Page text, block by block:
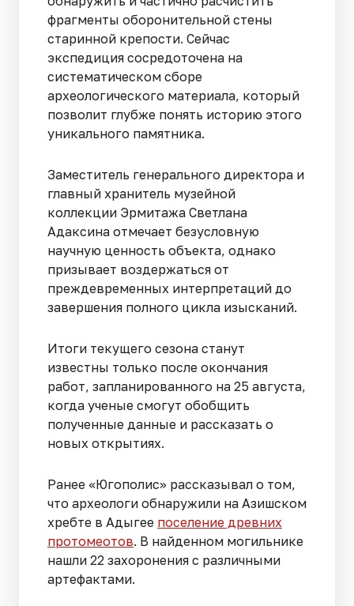
фрагменты оборонительной стены
старинной крепости. Сейчас
экспедиция сосредоточена на
систематическом сборе
археологического материала, который
позволит глубже понять историю этого
уникального памятника.
Заместитель генерального директора и
главный хранитель музейной
коллекции Эрмитажа Светлана
Адаксина отмечает безусловную
научную ценность объекта, однако
призывает воздержаться от
преждевременных интерпретаций до
завершения полного цикла изысканий.
Итоги текущего сезона станут
известны только после окончания
работ, запланированного на 25 августа,
когда ученые смогут обобщить
полученные данные и рассказать о
новых открытиях.
Ранее «Югополис» рассказывал о том,
что археологи обнаружили на Азишском
хребте в Адыгее поселение древних
протомеотов. В найденном могильнике
нашли 22 захоронения с различными
артефактами.